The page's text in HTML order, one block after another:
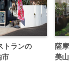
トランの
市
薩
美